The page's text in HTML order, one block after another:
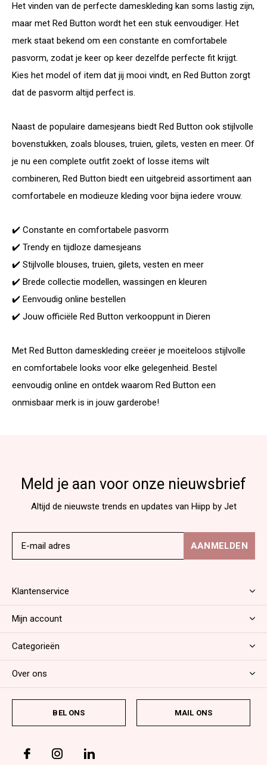
Het vinden van de perfecte dameskleding kan soms lastig zijn,
maar met Red Button wordt het een stuk eenvoudiger. Het
merk staat bekend om een constante en comfortabele
pasvorm, zodat je keer op keer dezelfde perfecte fit krijgt.
Kies het model of item dat jij mooi vindt, en Red Button zorgt
dat de pasvorm altijd perfect is.
Naast de populaire damesjeans biedt Red Button ook stijlvolle
bovenstukken, zoals blouses, truien, gilets, vesten en meer. Of
je nu een complete outfit zoekt of losse items wilt
combineren, Red Button biedt een uitgebreid assortiment aan
comfortabele en modieuze kleding voor bijna iedere vrouw.
✔️ Constante en comfortabele pasvorm
✔️ Trendy en tijdloze damesjeans
✔️ Stijlvolle blouses, truien, gilets, vesten en meer
✔️ Brede collectie modellen, wassingen en kleuren
✔️ Eenvoudig online bestellen
✔️ Jouw officiële Red Button verkooppunt in Dieren
Met Red Button dameskleding creëer je moeiteloos stijlvolle
en comfortabele looks voor elke gelegenheid. Bestel
eenvoudig online en ontdek waarom Red Button een
onmisbaar merk is in jouw garderobe!
Meld je aan voor onze nieuwsbrief
Altijd de nieuwste trends en updates van Hiipp by Jet
AANMELDEN
Klantenservice
Mijn account
Categorieën
Over ons
BEL ONS MAIL ONS